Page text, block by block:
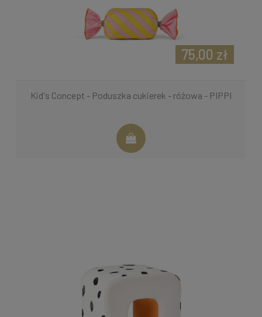
Kid's Concept - Poduszka cukierek - różowa - PIPPI
75,00 zł